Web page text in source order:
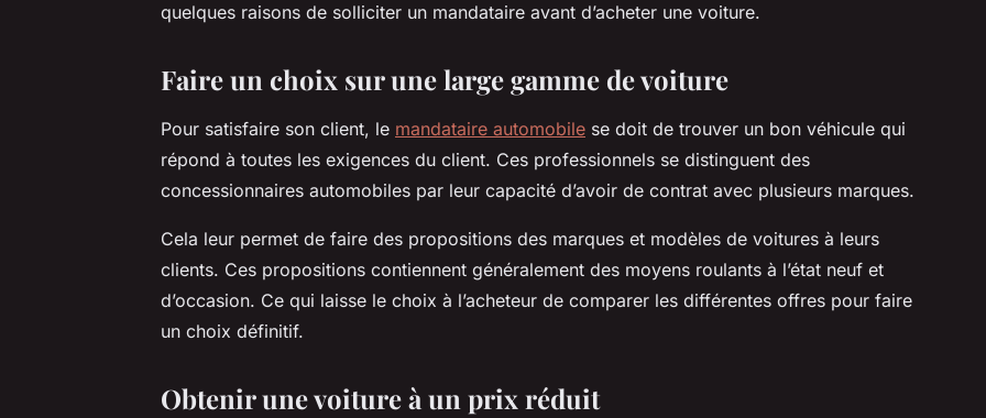
quelques raisons de solliciter un mandataire avant d’acheter une voiture.
Faire un choix sur une large gamme de voiture
Pour satisfaire son client, le mandataire automobile se doit de trouver un bon véhicule qui
répond à toutes les exigences du client. Ces professionnels se distinguent des
concessionnaires automobiles par leur capacité d’avoir de contrat avec plusieurs marques.
Cela leur permet de faire des propositions des marques et modèles de voitures à leurs
clients. Ces propositions contiennent généralement des moyens roulants à l’état neuf et
d’occasion. Ce qui laisse le choix à l’acheteur de comparer les différentes offres pour faire
un choix définitif.
Obtenir une voiture à un prix réduit